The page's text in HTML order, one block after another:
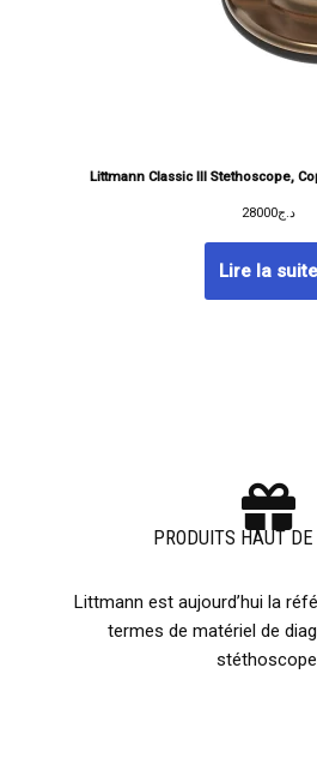
Littmann Classic III Stethoscope,
د.ج28000
Lire la suite
PRODUITS HAUT
Littmann est aujourd’hui la
termes de matériel de